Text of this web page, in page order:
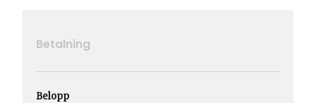
Betalning
Belopp